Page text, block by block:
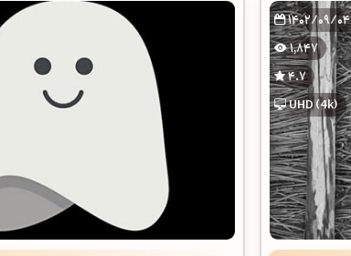
1402/09/04
1,847
4.7
UHD (4k)